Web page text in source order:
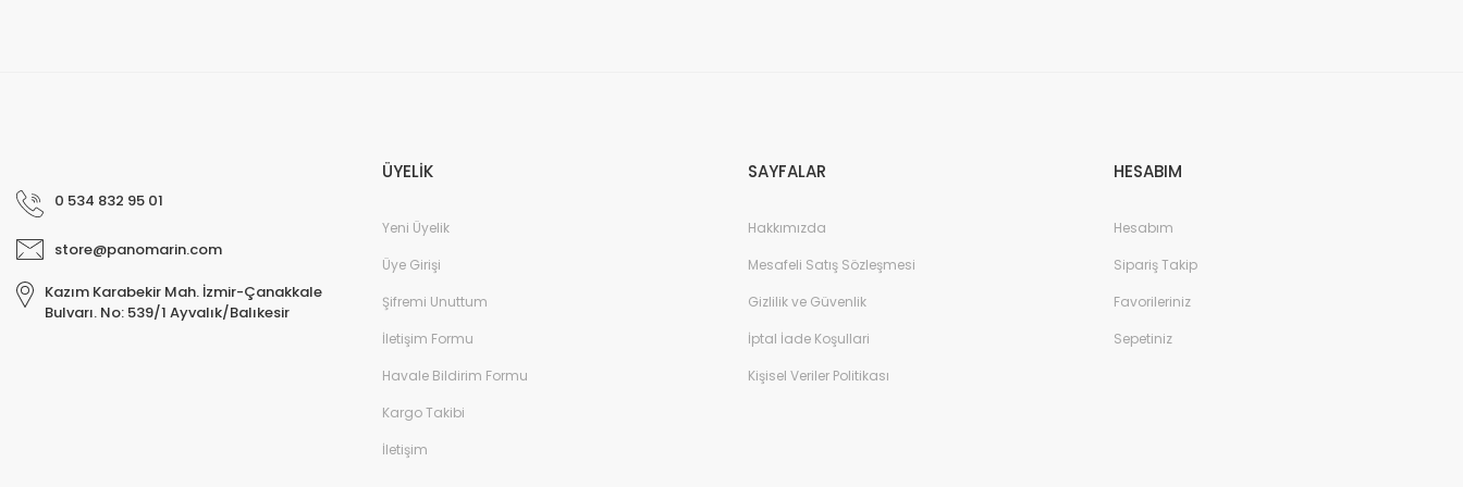
0 534 832 95 01
store@panomarin.com
Kazım Karabekir Mah. İzmir-Çanakkale
Bulvarı. No: 539/1 Ayvalık/Balıkesir
ÜYELİK
Yeni Üyelik
Üye Girişi
Şifremi Unuttum
İletişim Formu
Havale Bildirim Formu
Kargo Takibi
İletişim
SAYFALAR
Hakkımızda
Mesafeli Satış Sözleşmesi
Gizlilik ve Güvenlik
İptal İade Koşullari
Kişisel Veriler Politikası
HESABIM
Hesabım
Sipariş Takip
Favorileriniz
Sepetiniz